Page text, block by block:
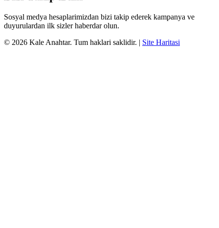
Sosyal medya hesaplarimizdan bizi takip ederek kampanya ve
duyurulardan ilk sizler haberdar olun.
© 2026 Kale Anahtar. Tum haklari saklidir. | Site Haritasi